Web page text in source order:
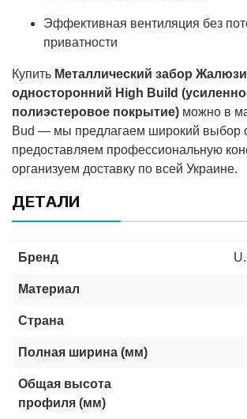
Эффективная вентиляция без
приватности
Купить Металлический забор
односторонний High Build
полиэстеровое покрытие) можно в
Bud — мы предлагаем широкий выбор
предоставляем профессиональную
организуем доставку по всей Украине.
ДЕТАЛИ
Бренд
Материал
Страна
Полная ширина (мм)
Общая высота
профиля (мм)